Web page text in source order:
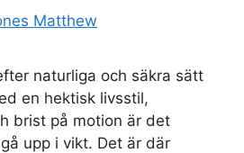
Matthew
naturliga och säkra sätt
en hektisk livsstil,
brist på motion är det
upp i vikt. Det är där